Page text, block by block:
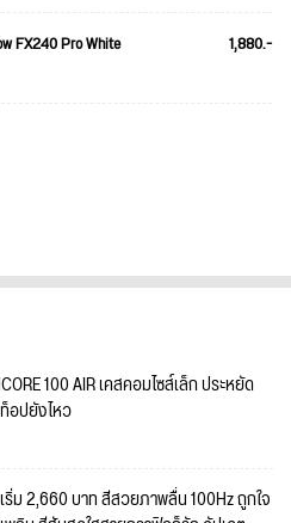
FX240 Pro White 1,880.-
100 AIR เคสคอมไซส์เล็ก ประหยัด
อปยังไหว
ม 2,660 บาท สีสวยภาพลื่น 100Hz ถูกใจ